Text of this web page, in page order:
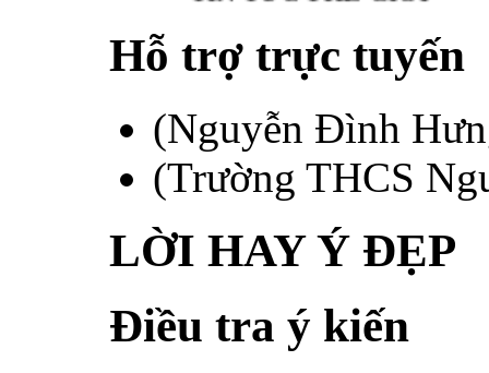
Hỗ trợ trực tuyến
(Nguyễn Đình
(Trường THCS
LỜI HAY Ý ĐẸP
Điều tra ý kiến